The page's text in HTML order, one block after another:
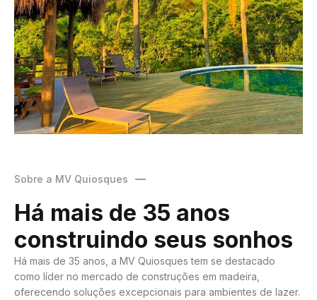
Sobre a MV Quiosques
Há mais de 35 anos
construindo seus sonhos
Há mais de 35 anos, a MV Quiosques tem se destacado
como líder no mercado de construções em madeira,
oferecendo soluções excepcionais para ambientes de lazer.